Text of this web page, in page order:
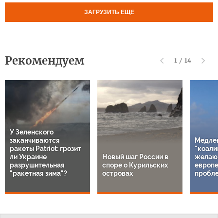
ЗАГРУЗИТЬ ЕЩЕ
Рекомендуем 1 / 14
У Зеленского
заканчиваются
ракеты Patriot: грозит
ли Украине
разрушительная
"ракетная зима"?
Новый шаг России в
споре о Курильских
островах